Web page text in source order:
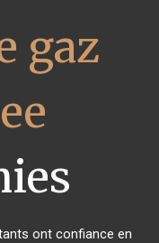
gaz
ont confiance en